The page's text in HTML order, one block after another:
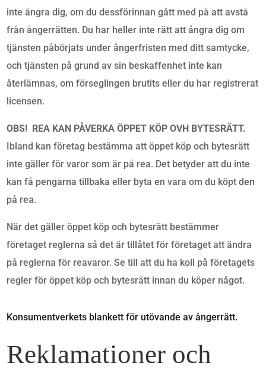
inte ångra dig, om du dessförinnan gått med på att avstå
från ångerrätten. Du har heller inte rätt att ångra dig om
tjänsten påbörjats under ångerfristen med ditt samtycke,
och tjänsten på grund av sin beskaffenhet inte kan
återlämnas, om förseglingen brutits eller du har registrerat
licensen.
OBS! REA KAN PÅVERKA ÖPPET KÖP OVH BYTESRÄTT.
Ibland kan företag bestämma att öppet köp och bytesrätt
inte gäller för varor som är på rea. Det betyder att du inte
kan få pengarna tillbaka eller byta en vara om du köpt den
på rea.
När det gäller öppet köp och bytesrätt bestämmer
företaget reglerna så det är tillåtet för företaget att ändra
på reglerna för reavaror. Se till att du ha koll på företagets
regler för öppet köp och bytesrätt innan du köper något.
Konsumentverkets blankett för utövande av ångerrätt.
Reklamationer och